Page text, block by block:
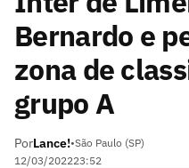
Bernardo e
zona de
grupo A
PorLance!•São Paulo (SP)
12/03/202223:52